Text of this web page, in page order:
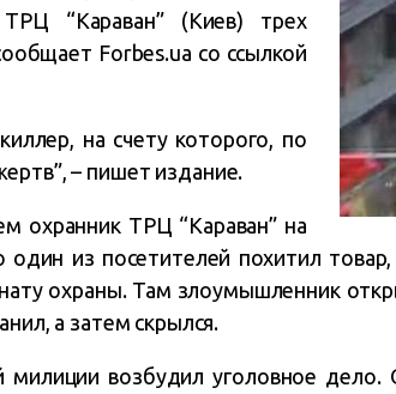
“Караван” (Киев) трех
Forbes.ua со ссылкой
на счету которого, по
– пишет издание.
охранник ТРЦ “Караван” на
один из посетителей похитил
охраны. Там злоумышленник
а затем скрылся.
возбудил уголовное дело.